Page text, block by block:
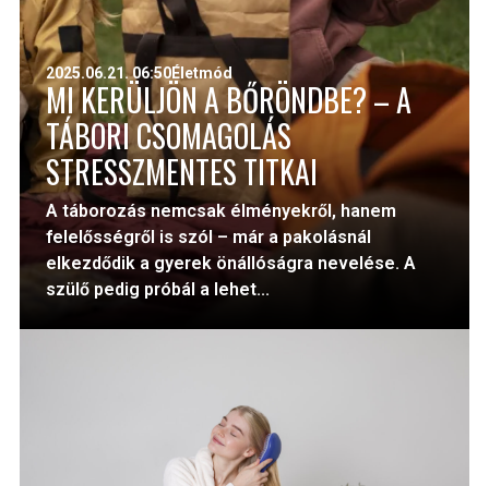
2025.06.21. 06:50Életmód
MI KERÜLJÖN A BŐRÖNDBE? – A
TÁBORI CSOMAGOLÁS
STRESSZMENTES TITKAI
A táborozás nemcsak élményekről, hanem
felelősségről is szól – már a pakolásnál
elkezdődik a gyerek önállóságra nevelése. A
szülő pedig próbál a lehet...